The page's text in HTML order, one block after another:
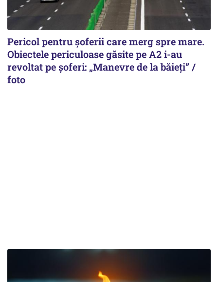
Pericol pentru șoferii care merg spre mare.
Obiectele periculoase găsite pe A2 i-au
revoltat pe șoferi: „Manevre de la băieți” /
foto